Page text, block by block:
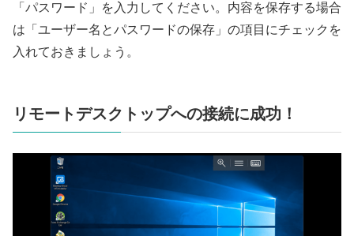
「パスワード」を入力してください。内容を保存する場合
は「ユーザー名とパスワードの保存」の項目にチェックを
入れておきましょう。
リモートデスクトップへの接続に成功！